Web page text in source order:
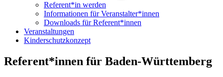
Referent*in werden
Informationen für Veranstalter*innen
Downloads für Referent*innen
Veranstaltungen
Kinderschutzkonzept
Referent*innen für Baden-Württemberg